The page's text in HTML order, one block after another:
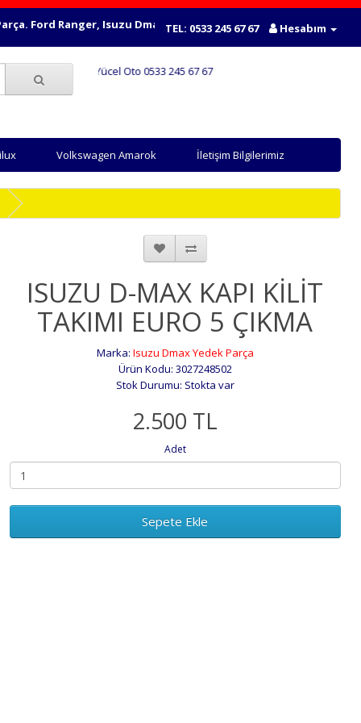
Ford Ranger, Isuzu Dmax, Mitsubishi L200, Nissan Navara,
TEL: 0533 245 67 67 Hesabım
Yücel Oto 0533 245 67 67
Volkswagen Amarok İletişim Bilgilerimiz
ISUZU D-MAX KAPI KİLİT
TAKIMI EURO 5 ÇIKMA
Marka: Isuzu Dmax Yedek Parça
Ürün Kodu: 3027248502
Stok Durumu: Stokta var
2.500 TL
Adet
Sepete Ekle